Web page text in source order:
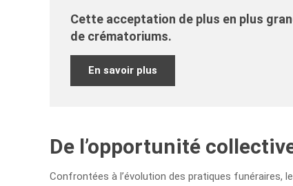
Cette acceptation de plus en plus
de crématoriums.
En savoir plus
De l’opportunité
Confrontées à l’évolution des pratiques funéraires,